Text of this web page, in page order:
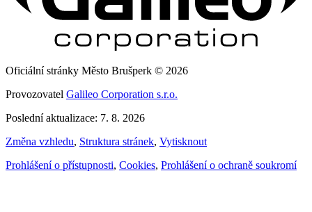
Oficiální stránky Město Brušperk © 2026
Provozovatel Galileo Corporation s.r.o.
Poslední aktualizace: 7. 8. 2026
Změna vzhledu, Struktura stránek, Vytisknout
Prohlášení o přístupnosti, Cookies, Prohlášení o ochraně soukromí